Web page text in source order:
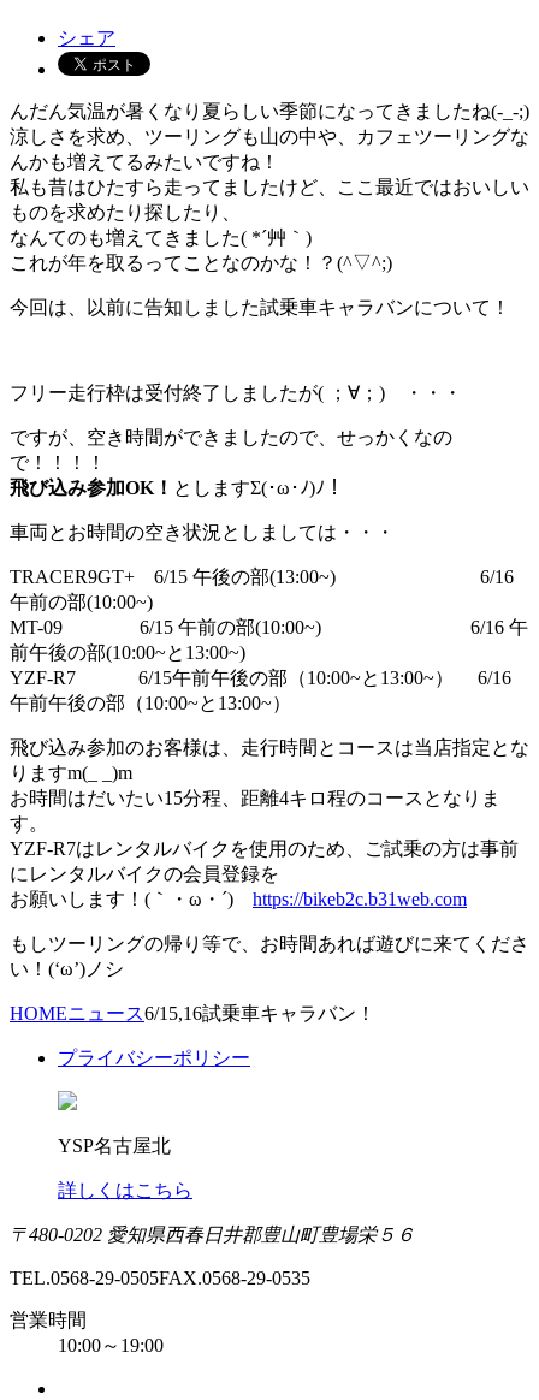
シェア
んだん気温が暑くなり夏らしい季節になってきましたね(-_-;)
涼しさを求め、ツーリングも山の中や、カフェツーリングな
んかも増えてるみたいですね！
私も昔はひたすら走ってましたけど、ここ最近ではおいしい
ものを求めたり探したり、
なんてのも増えてきました( *´艸｀)
これが年を取るってことなのかな！？(^▽^;)
今回は、以前に告知しました試乗車キャラバンについて！
フリー走行枠は受付終了しましたが( ；∀；) ・・・
ですが、空き時間ができましたので、せっかくなの
で！！！！
飛び込み参加OK！ としますΣ(･ω･ﾉ)ﾉ！
車両とお時間の空き状況としましては・・・
TRACER9GT+ 6/15 午後の部(13:00~) 6/16
午前の部(10:00~)
MT-09 6/15 午前の部(10:00~) 6/16 午
前午後の部(10:00~と13:00~)
YZF-R7 6/15午前午後の部（10:00~と13:00~） 6/16
午前午後の部（10:00~と13:00~）
飛び込み参加のお客様は、走行時間とコースは当店指定とな
りますm(_ _)m
お時間はだいたい15分程、距離4キロ程のコースとなりま
す。
YZF-R7はレンタルバイクを使用のため、ご試乗の方は事前
にレンタルバイクの会員登録を
お願いします！(｀・ω・´)ゞ https://bikeb2c.b31web.com
もしツーリングの帰り等で、お時間あれば遊びに来てくださ
い！(‘ω’)ノシ
HOMEニュース6/15,16試乗車キャラバン！
プライバシーポリシー
YSP名古屋北
詳しくはこちら
〒480-0202 愛知県西春日井郡豊山町豊場栄５６
TEL.0568-29-0505FAX.0568-29-0535
営業時間
10:00～19:00